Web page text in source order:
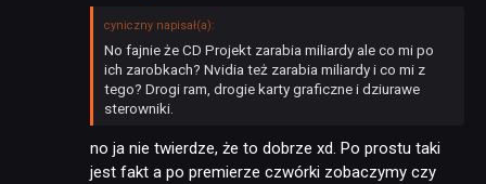
cyniczny napisał(a):
No fajnie że CD Projekt zarabia miliardy ale co mi po
ich zarobkach? Nvidia też zarabia miliardy i co mi z
tego? Drogi ram, drogie karty graficzne i dziurawe
sterowniki.
no ja nie twierdze, że to dobrze xd. Po prostu taki
jest fakt a po premierze czwórki zobaczymy czy